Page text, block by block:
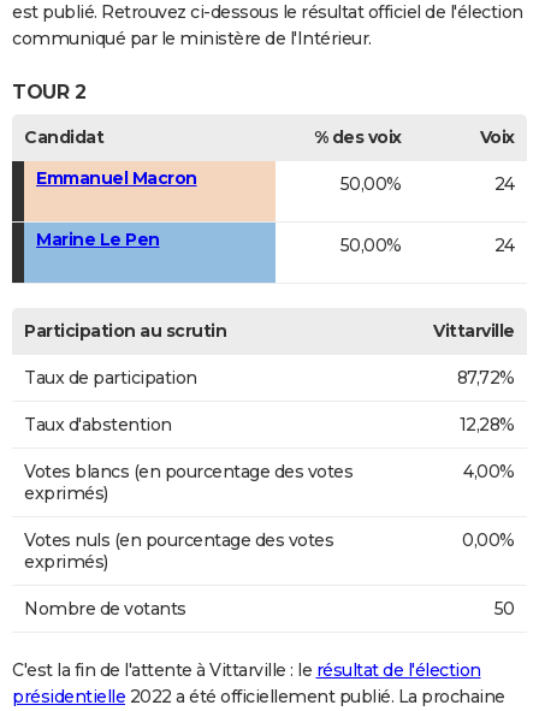
S'inscrire
Se connecter
Lycées
Collèges
Primaires
Universités
Entreprises
Service militaire
Avis de recherche
AVIS DE DÉCÈS
FORUM
Bricolage
Culture
Television
Voyage
est publié. Retrouvez ci-dessous le résultat officiel de l'élection
communiqué par le ministère de l'Intérieur.
TOUR 2
Candidat % des voix
Voix
Emmanuel Macron
50,00% 24
Marine Le Pen 50,00% 24
Participation au scrutin Vittarville
Taux de participation 87,72%
Taux d'abstention 12,28%
Votes blancs (en pourcentage des votes
exprimés)
4,00%
Votes nuls (en pourcentage des votes
exprimés)
0,00%
Nombre de votants 50
C'est la fin de l'attente à Vittarville : le résultat de l'élection
présidentielle 2022 a été officiellement publié. La prochaine